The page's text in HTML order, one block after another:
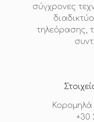
σύγχρονες
τηλεόρασης,
Κορομηλά
+30